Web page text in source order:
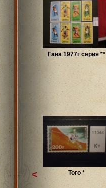
Гана 1977г серия **
Того *
<